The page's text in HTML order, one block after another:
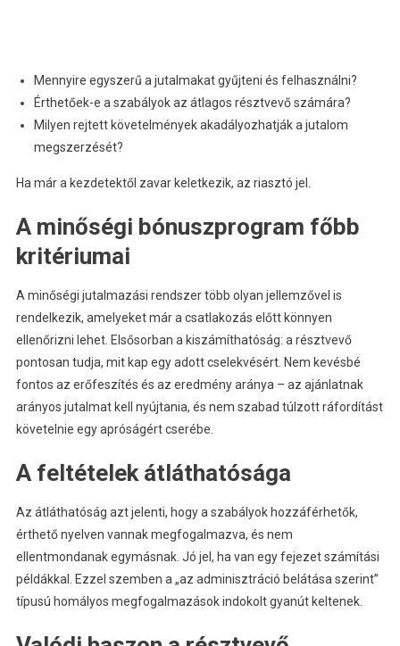
Mennyire egyszerű a jutalmakat gyűjteni és felhasználni?
Érthetőek-e a szabályok az átlagos résztvevő számára?
Milyen rejtett követelmények akadályozhatják a jutalom
megszerzését?
Ha már a kezdetektől zavar keletkezik, az riasztó jel.
A minőségi bónuszprogram főbb
kritériumai
A minőségi jutalmazási rendszer több olyan jellemzővel is
rendelkezik, amelyeket már a csatlakozás előtt könnyen
ellenőrizni lehet. Elsősorban a kiszámíthatóság: a résztvevő
pontosan tudja, mit kap egy adott cselekvésért. Nem kevésbé
fontos az erőfeszítés és az eredmény aránya – az ajánlatnak
arányos jutalmat kell nyújtania, és nem szabad túlzott ráfordítást
követelnie egy apróságért cserébe.
A feltételek átláthatósága
Az átláthatóság azt jelenti, hogy a szabályok hozzáférhetők,
érthető nyelven vannak megfogalmazva, és nem
ellentmondanak egymásnak. Jó jel, ha van egy fejezet számítási
példákkal. Ezzel szemben a „az adminisztráció belátása szerint”
típusú homályos megfogalmazások indokolt gyanút keltenek.